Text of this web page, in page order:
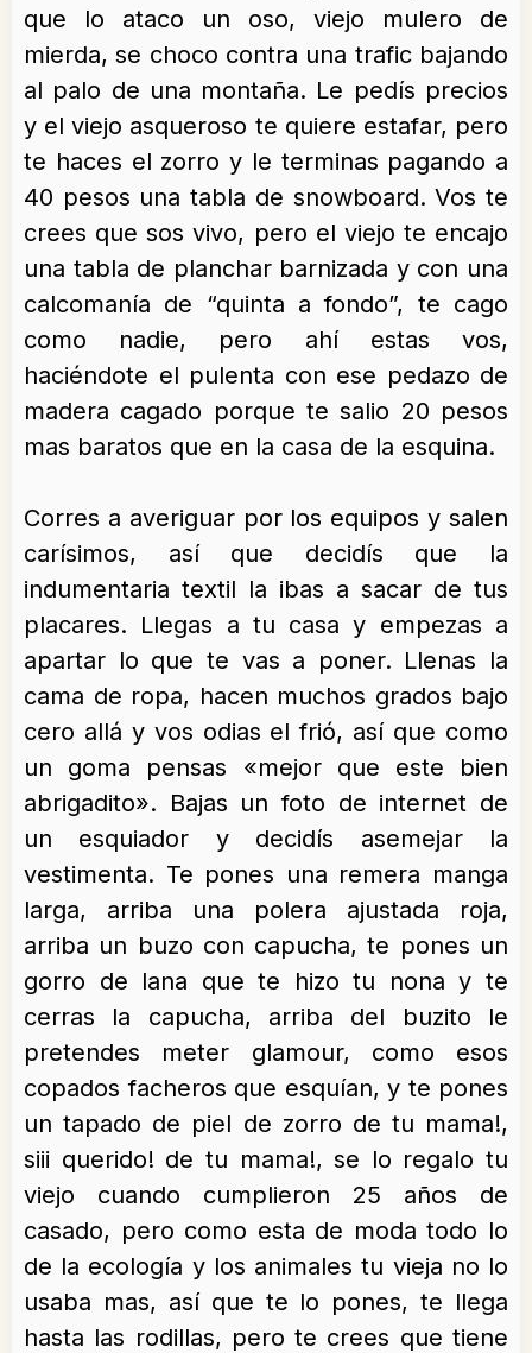
que lo ataco un oso, viejo mulero de
mierda, se choco contra una trafic bajando
al palo de una montaña. Le pedís precios
y el viejo asqueroso te quiere estafar, pero
te haces el zorro y le terminas pagando a
40 pesos una tabla de snowboard. Vos te
crees que sos vivo, pero el viejo te encajo
una tabla de planchar barnizada y con una
calcomanía de “quinta a fondo”, te cago
como nadie, pero ahí estas vos,
haciéndote el pulenta con ese pedazo de
madera cagado porque te salio 20 pesos
mas baratos que en la casa de la esquina.
Corres a averiguar por los equipos y salen
carísimos, así que decidís que la
indumentaria textil la ibas a sacar de tus
placares. Llegas a tu casa y empezas a
apartar lo que te vas a poner. Llenas la
cama de ropa, hacen muchos grados bajo
cero allá y vos odias el frió, así que como
un goma pensas «mejor que este bien
abrigadito». Bajas un foto de internet de
un esquiador y decidís asemejar la
vestimenta. Te pones una remera manga
larga, arriba una polera ajustada roja,
arriba un buzo con capucha, te pones un
gorro de lana que te hizo tu nona y te
cerras la capucha, arriba del buzito le
pretendes meter glamour, como esos
copados facheros que esquían, y te pones
un tapado de piel de zorro de tu mama!,
siii querido! de tu mama!, se lo regalo tu
viejo cuando cumplieron 25 años de
casado, pero como esta de moda todo lo
de la ecología y los animales tu vieja no lo
usaba mas, así que te lo pones, te llega
hasta las rodillas, pero te crees que tiene